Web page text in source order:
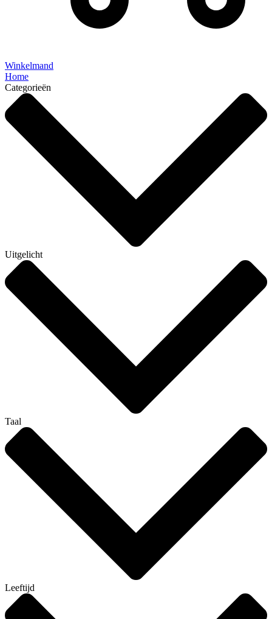
Winkelmand
Home
Categorieën
Uitgelicht
Taal
Leeftijd